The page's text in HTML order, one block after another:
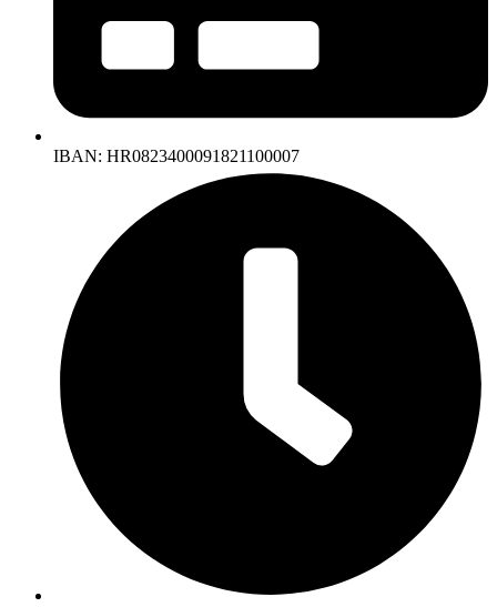
IBAN: HR0823400091821100007